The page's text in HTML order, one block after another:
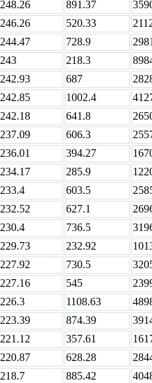
248.26 891.37
246.26 520.33
244.47 728.9
243 218.3
242.93 687
242.85 1002.4
242.18 641.8
237.09 606.3
236.01 394.27
234.17 285.9
233.4 603.5
232.52 627.1
230.4 736.5
229.73 232.92
227.92 730.5
227.16 545
226.3 1108.63
223.39 874.39
221.12 357.61
220.87 628.28
218.7 885.42